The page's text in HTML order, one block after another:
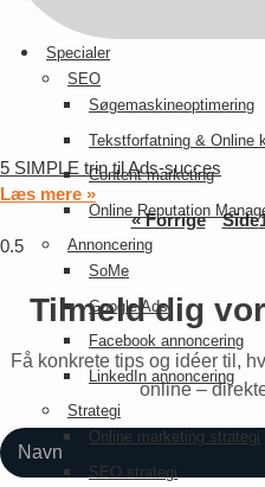
Specialer
SEO
Søgemaskineoptimering
Tekstforfatning & Online
Content marketing
Online Reputation
Annoncering
SoMe
Google Ads
Facebook annoncering
LinkedIn annoncering
Strategi
Online marketing strategi
SEO strategi
5 SIMPLE trin til Ads-succes
Læs mere »
« Forrige
Side
Tilmeld dig
Få konkrete tips og idéer til,
online –